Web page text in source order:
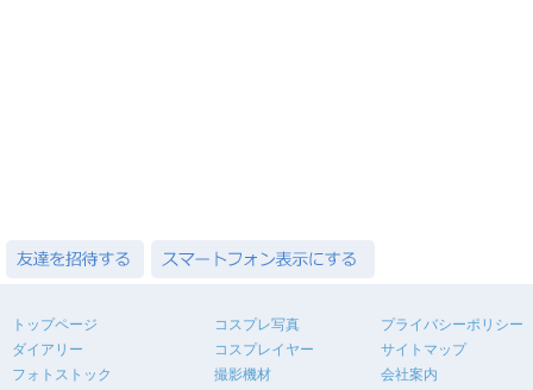
トップページ
ダイアリー
フォトストック
コスプレ写真
コスプレイヤー
撮影機材
プライバシーポリシー
サイトマップ
会社案内